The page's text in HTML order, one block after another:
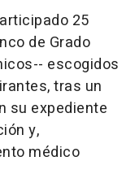
25
de Grado
escogidos
tras un
su expediente
y,
médico